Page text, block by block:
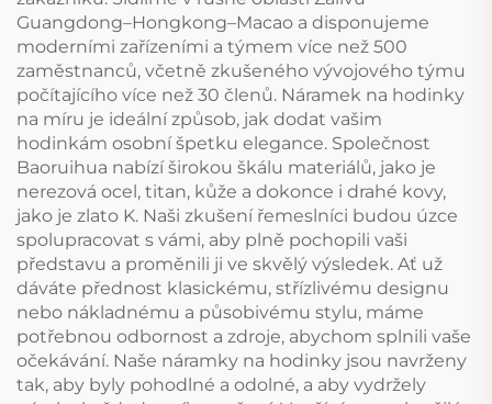
Guangdong–Hongkong–Macao a disponujeme
moderními zařízeními a týmem více než 500
zaměstnanců, včetně zkušeného vývojového týmu
počítajícího více než 30 členů. Náramek na hodinky
na míru je ideální způsob, jak dodat vašim
hodinkám osobní špetku elegance. Společnost
Baoruihua nabízí širokou škálu materiálů, jako je
nerezová ocel, titan, kůže a dokonce i drahé kovy,
jako je zlato K. Naši zkušení řemeslníci budou úzce
spolupracovat s vámi, aby plně pochopili vaši
představu a proměnili ji ve skvělý výsledek. Ať už
dáváte přednost klasickému, střízlivému designu
nebo nákladnému a působivému stylu, máme
potřebnou odbornost a zdroje, abychom splnili vaše
očekávání. Naše náramky na hodinky jsou navrženy
tak, aby byly pohodlné a odolné, a aby vydržely